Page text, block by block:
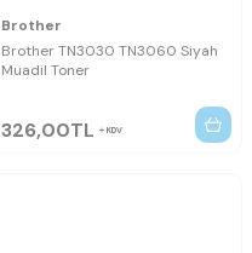
Brother
Brother TN3030 TN3060 Siyah
Muadil Toner
326,00TL KDV